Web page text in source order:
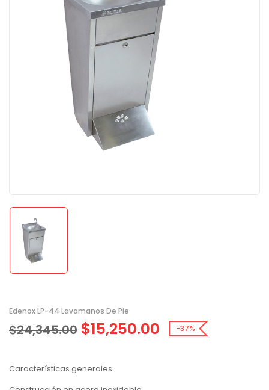
Edenox LP-44 Lavamanos De Pie
$24,345.00 $15,250.00 -37%
Características generales: